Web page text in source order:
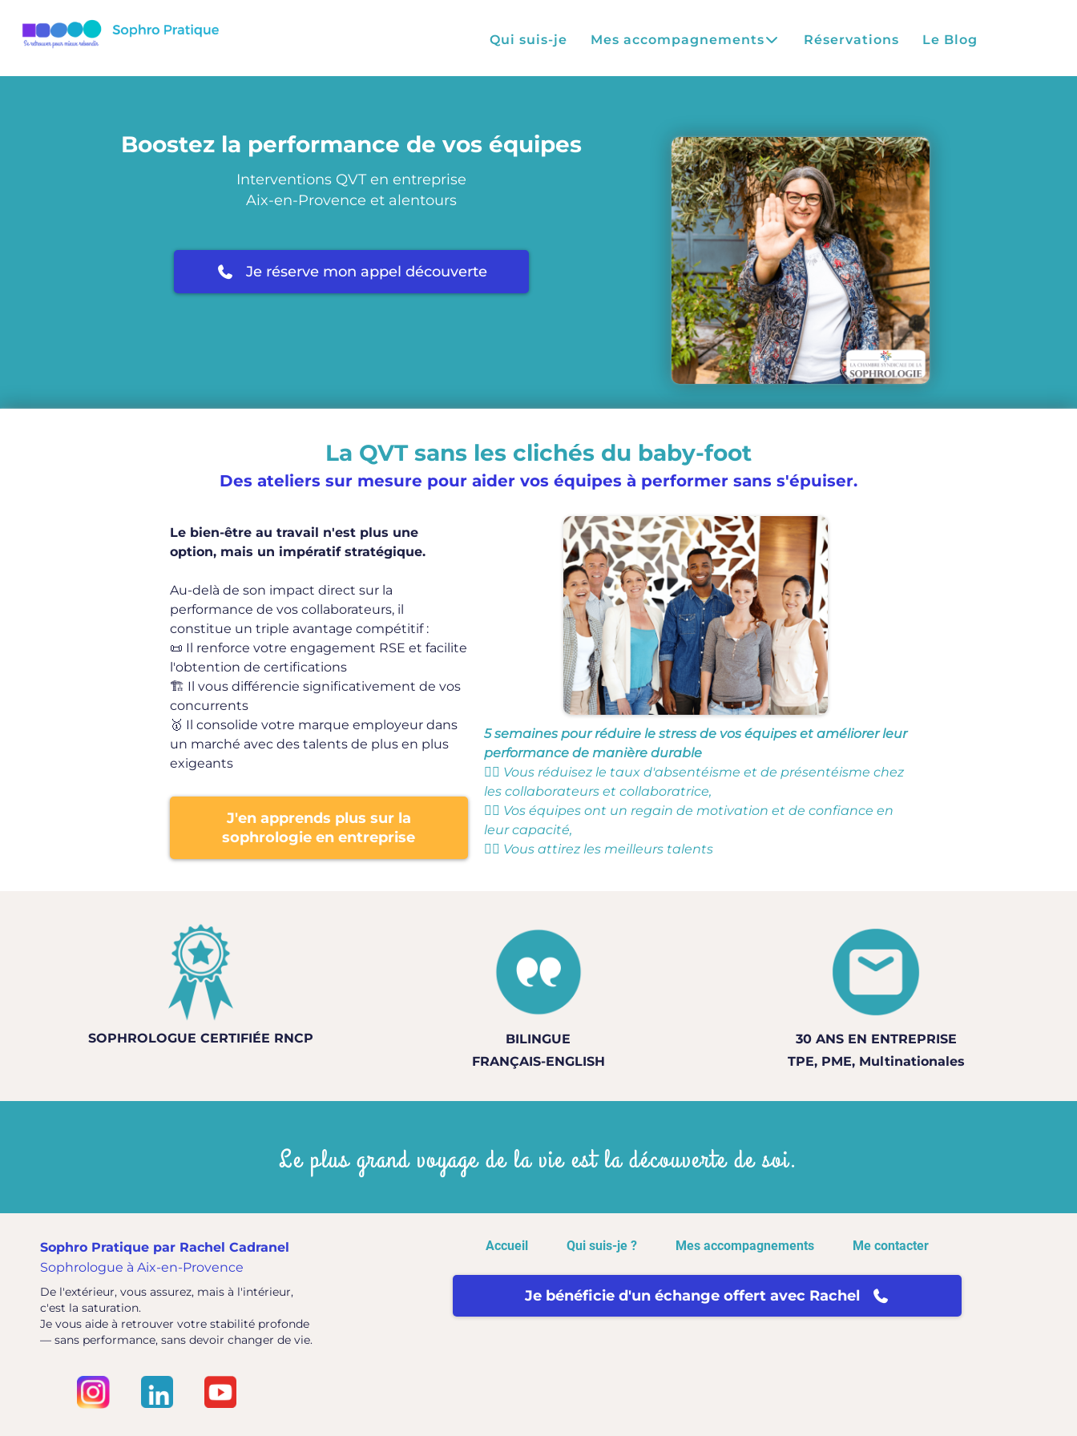
Qui suis-je Mes accompagnements Réservations Le Blog
Boostez la performance de vos équipes
Interventions QVT en entreprise
Aix-en-Provence et alentours
Je réserve mon appel découverte
La QVT sans les clichés du baby-foot
Des ateliers sur mesure pour aider vos équipes à performer sans s'épuiser.
Le bien-être au travail n'est plus une
option, mais un impératif stratégique.
Au-delà de son impact direct sur la
performance de vos collaborateurs, il
constitue un triple avantage compétitif :
📜 Il renforce votre engagement RSE et facilite
l'obtention de certifications
🏗️ Il vous différencie significativement de vos
concurrents
🥇 Il consolide votre marque employeur dans
un marché avec des talents de plus en plus
exigeants
J'en apprends plus sur la
sophrologie en entreprise
5 semaines pour réduire le stress de vos équipes et améliorer leur
performance de manière durable
👉🏼 Vous réduisez le taux d'absentéisme et de présentéisme chez
les collaborateurs et collaboratrice,
👉🏼 Vos équipes ont un regain de motivation et de confiance en
leur capacité,
👉🏼 Vous attirez les meilleurs talents
SOPHROLOGUE CERTIFIÉE RNCP
BILINGUE
FRANÇAIS-ENGLISH
30 ANS EN ENTREPRISE
TPE, PME, Multinationales
Le plus grand voyage de la vie est la découverte de soi.
Sophro Pratique par Rachel Cadranel
Sophrologue à Aix-en-Provence
De l'extérieur, vous assurez, mais à l'intérieur,
c'est la saturation.
Je vous aide à retrouver votre stabilité profonde
— sans performance, sans devoir changer de vie.
Accueil Qui suis-je ? Mes accompagnements Me contacter
Je bénéficie d'un échange offert avec Rachel